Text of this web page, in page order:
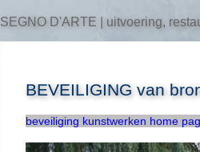
SEGNO D'ARTE | uitvoering,
BEVEILIGING van
beveiliging kunstwerken home